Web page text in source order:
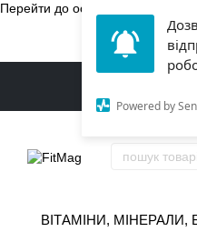
Powered by
Перейти до основного контенту
ВІТАМІНИ, МІНЕРАЛИ,